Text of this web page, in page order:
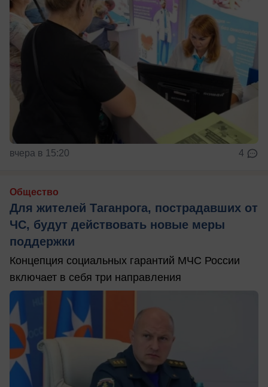
вчера в 15:20 4
Общество
Для жителей Таганрога, пострадавших от
ЧС, будут действовать новые меры
поддержки
Концепция социальных гарантий МЧС России
включает в себя три направления